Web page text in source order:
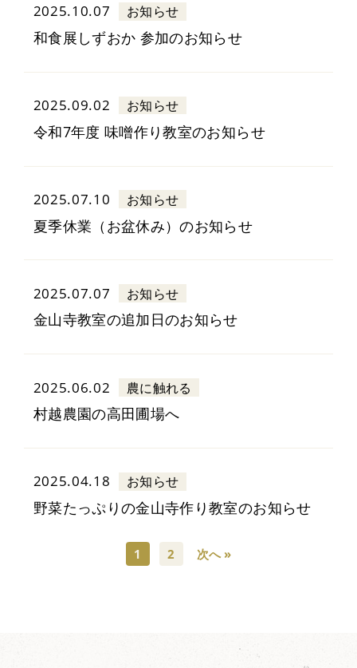
2025.10.07 お知らせ
和食展しずおか 参加のお知らせ
2025.09.02 お知らせ
令和7年度 味噌作り教室のお知らせ
2025.07.10 お知らせ
夏季休業（お盆休み）のお知らせ
2025.07.07 お知らせ
金山寺教室の追加日のお知らせ
2025.06.02 農に触れる
村越農園の高田圃場へ
2025.04.18 お知らせ
野菜たっぷりの金山寺作り教室のお知らせ
1 2 次へ »